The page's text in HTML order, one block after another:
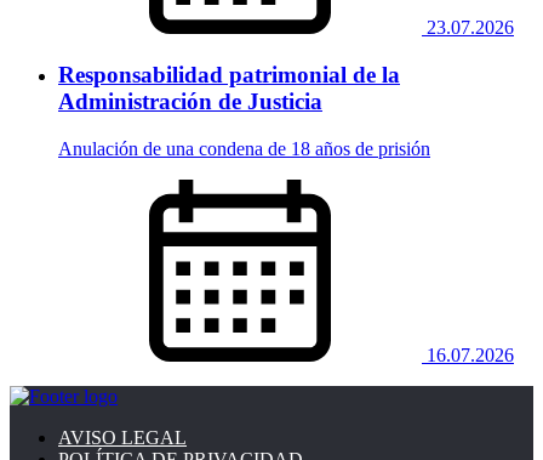
23.07.2026
Responsabilidad patrimonial de la
Administración de Justicia
Anulación de una condena de 18 años de prisión
16.07.2026
AVISO LEGAL